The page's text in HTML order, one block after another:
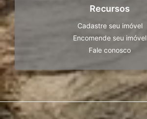
Recursos
Cadastre seu imóvel
Encomende seu imóvel
Fale conosco